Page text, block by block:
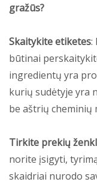
gražūs?
Skaitykite etiketes:
būtinai
ingredientų yra
kurių sudėtyje yra
be aštrių cheminių
Tirkite prekių
norite įsigyti,
skaidriai nurodo